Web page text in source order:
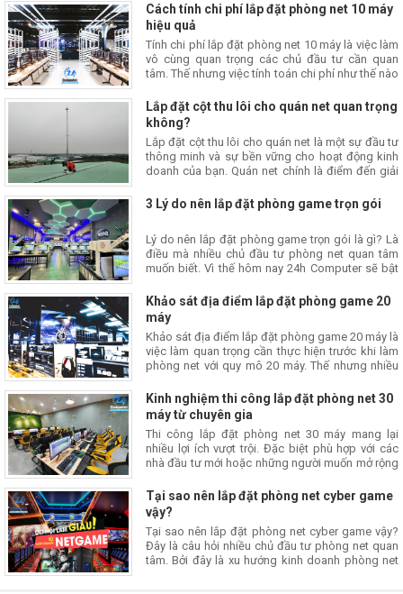
Cách tính chi phí lắp đặt phòng net 10 máy
hiệu quả
Tính chi phí lắp đặt phòng net 10 máy là việc làm
vô cùng quan trọng các chủ đầu tư cần quan
tâm. Thế nhưng việc tính toán chi phí như thế nào
Lắp đặt cột thu lôi cho quán net quan trọng
không?
Lắp đặt cột thu lôi cho quán net là một sự đầu tư
thông minh và sự bền vững cho hoạt động kinh
doanh của bạn. Quán net chính là điểm đến giải
3 Lý do nên lắp đặt phòng game trọn gói
Lý do nên lắp đặt phòng game trọn gói là gì? Là
điều mà nhiều chủ đầu tư phòng net quan tâm
muốn biết. Vì thế hôm nay 24h Computer sẽ bật
trọn gói
Khảo sát địa điểm lắp đặt phòng game 20
máy
Khảo sát địa điểm lắp đặt phòng game 20 máy là
việc làm quan trọng cần thực hiện trước khi làm
phòng net với quy mô 20 máy. Thế nhưng nhiều
Kinh nghiệm thi công lắp đặt phòng net 30
máy từ chuyên gia
Thi công lắp đặt phòng net 30 máy mang lại
nhiều lợi ích vượt trội. Đặc biệt phù hợp với các
nhà đầu tư mới hoặc những người muốn mở rộng
Tại sao nên lắp đặt phòng net cyber game
vậy?
Tại sao nên lắp đặt phòng net cyber game vậy?
Đây là câu hỏi nhiều chủ đầu tư phòng net quan
tâm. Bởi đây là xu hướng kinh doanh phòng net